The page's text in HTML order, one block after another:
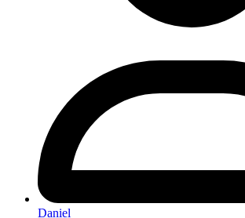
Daniel